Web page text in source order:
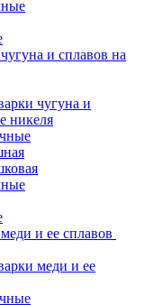
и сплавов на
чугуна и
никеля
и ее сплавов
меди и ее